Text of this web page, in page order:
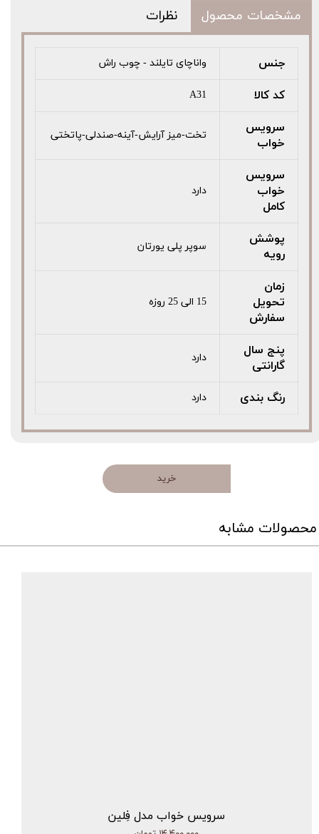
مشخصات محصول نظرات
جنس واناچای تایلند - چوب راش
کد کالا A31
سرویس
خواب
تخت-میز آرایش-آینه-صندلی-پاتختی
سرویس
خواب
کامل
دارد
پوشش
رویه
سوپر پلی یورتان
زمان
تحویل
سفارش
15 الی 25 روزه
پنج سال
گارانتی
دارد
رنگ بندی دارد
خرید
محصولات مشابه
سرویس خواب مدل فِلین